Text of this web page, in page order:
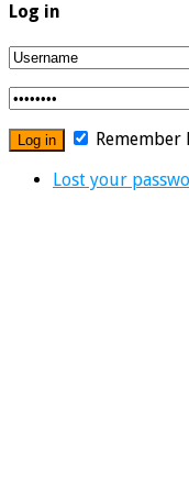
Log in
Remember
Lost your